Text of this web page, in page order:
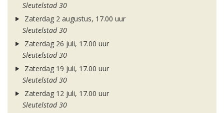
Sleutelstad 30
Zaterdag 2 augustus, 17.00 uur
Sleutelstad 30
Zaterdag 26 juli, 17.00 uur
Sleutelstad 30
Zaterdag 19 juli, 17.00 uur
Sleutelstad 30
Zaterdag 12 juli, 17.00 uur
Sleutelstad 30